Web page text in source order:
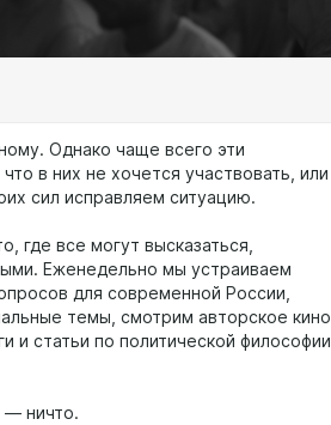
Однако чаще всего эти
в них не хочется участвовать, или
сил исправляем ситуацию.
где все могут высказаться,
Еженедельно мы устраиваем
для современной России,
темы, смотрим авторское кино
статьи по политической философии,
— ничто.